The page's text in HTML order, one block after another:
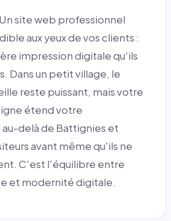
site web professionnel
aux yeux de vos clients :
impression digitale qu'ils
Dans un petit village, le
reste puissant, mais votre
étend votre
delà de Battignies et
avant même qu'ils ne
C'est l'équilibre entre
et modernité digitale.